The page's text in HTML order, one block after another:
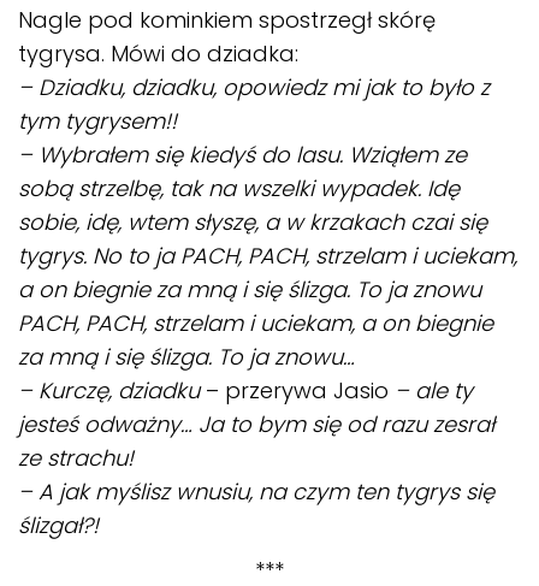
Nagle pod kominkiem spostrzegł skórę
tygrysa. Mówi do dziadka:
– Dziadku, dziadku, opowiedz mi jak to było z
tym tygrysem!!
– Wybrałem się kiedyś do lasu. Wziąłem ze
sobą strzelbę, tak na wszelki wypadek. Idę
sobie, idę, wtem słyszę, a w krzakach czai się
tygrys. No to ja PACH, PACH, strzelam i uciekam,
a on biegnie za mną i się ślizga. To ja znowu
PACH, PACH, strzelam i uciekam, a on biegnie
za mną i się ślizga. To ja znowu…
– Kurczę, dziadku– przerywa Jasio – ale ty
jesteśodważny… Ja to bym się od razu zesrał
ze strachu!
– A jak myślisz wnusiu, na czym ten tygrys się
ślizgał?!
***